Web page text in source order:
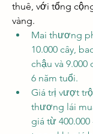
thuê, với tổng
vàng.
Mai thương
10.000 cây,
chậu và 9.000
6 năm tuổi.
Giá trị vượt
thương lái
giá từ